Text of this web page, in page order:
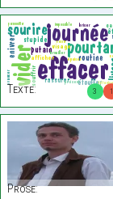
3 1
Texte:
Prose: